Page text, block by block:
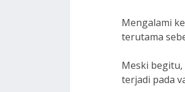
Mengalami
terutama
Meski
terjadi pada